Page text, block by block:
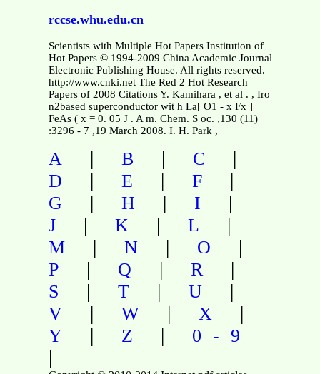
rccse.whu.edu.cn
Scientists with Multiple Hot Papers Institution of
Hot Papers © 1994-2009 China Academic Journal
Electronic Publishing House. All rights reserved.
http://www.cnki.net The Red 2 Hot Research
Papers of 2008 Citations Y. Kamihara , et al . , Iro
n2based superconductor wit h La[ O1 - x Fx ]
FeAs ( x = 0. 05 J . A m. Chem. S oc. ,130 (11)
:3296 - 7 ,19 March 2008. I. H. Park ,
A | B | C |
D | E | F |
G | H | I |
J | K | L |
M | N | O |
P | Q | R |
S | T | U |
V | W | X |
Y | Z | 0-9
|